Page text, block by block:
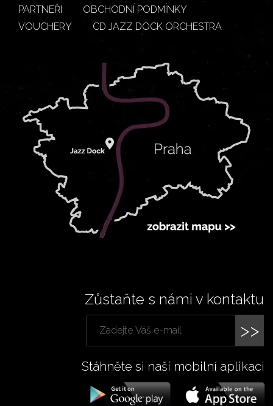
PARTNEŘI
OBCHODNÍ PODMÍNKY
VOUCHERY
CD JAZZ DOCK ORCHESTRA
Zůstaňte s námi v kontaktu
>>
Stáhněte si naší mobilní aplikaci